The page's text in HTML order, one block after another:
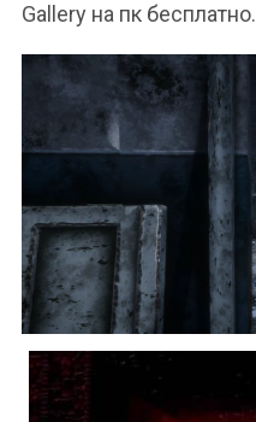
Gallery на пк бесплатно.